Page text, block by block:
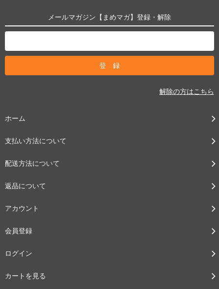
メールマガジン【まめマガ】登録・解除
解除の方はこちら
ホーム
支払い方法について
配送方法について
返品について
アカウント
会員登録
ログイン
カートを見る